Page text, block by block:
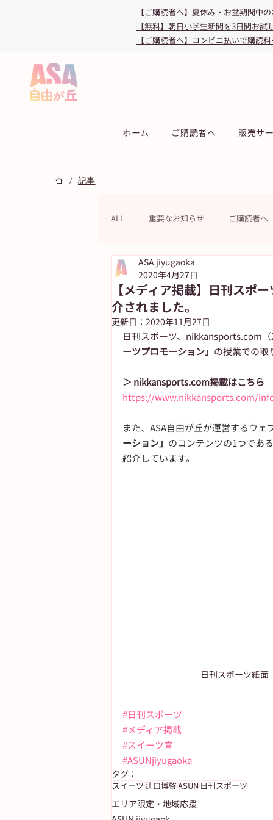
【ご購読者へ】夏休み・お盆期間中
【無料】朝日小学生新聞を3日間お試
【ご購読者へ】コンビニ払いで購読
ホーム ご購読者へ 販売サ
/ 記事
ALL 重要なお知らせ ご購読者へ
連載 教育・受験
朝日新聞出版 ASUN jiyugaok
【メディア掲載】日刊スポ
介されました。
ASA jiyugaoka
2020年4月27日
更新日： 2020年11月27日
日刊スポーツ、nikkansports.com
ーツプロモーション」 の授業での
＞ nikkansports.com掲載はこちら
https://www.nikkansports.com/
また、ASA自由が丘が運営するウェ
ーション」 のコンテンツの1つである
紹介しています。
日刊スポーツ紙
#日刊スポーツ
#メディア掲載
#スイーツ育
#ASUNjiyugaoka
タグ：
スイーツ辻口博啓ASUN 日刊スポーツ
エリア限定・地域応援